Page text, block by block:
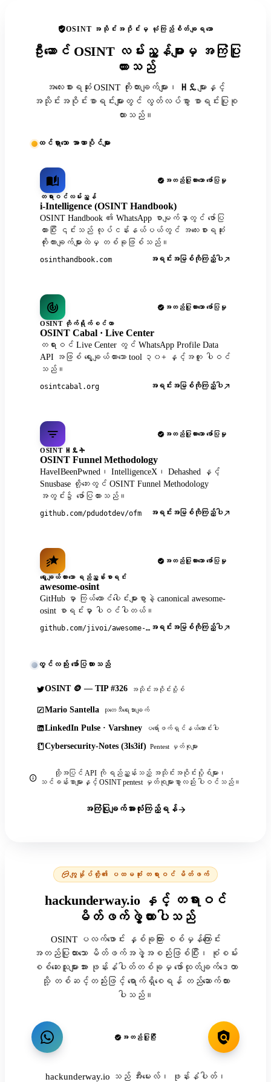
OSINT အသိုင်းအဝိုင်းမှ ယုံကြည်စိတ်ချရသော
ဦးဆောင် OSINT လမ်းညွှန်များမှ အကြံပြု
ထားသည်
အလေးစားရဆုံး OSINT ကိုးကားချက်များ၊ ዘዴများနှင့်
အသိုင်းအဝိုင်းစာရင်းများတွင် လွတ်လပ်စွာ စာရင်းပြုစု
ထားသည်။
ထင်ရှားသော အာဏာပိုင်များ
အတည်ပြုထားသော ဖော်ပြမှု
တရားဝင်လမ်းညွှန်
i-Intelligence (OSINT Handbook)
OSINT Handbook ၏ WhatsApp စာမျက်နှာတွင် ဖော်ပြ
ထားပြီး ၎င်းသည် လုပ်ငန်းနယ်ပယ်တွင် အလေးစားရဆုံး
ကိုးကားချက်များထဲမှ တစ်ခုဖြစ်သည်။
osinthandbook.com အရင်းအမြစ်ကိုကြည့်ပါ
အတည်ပြုထားသော ဖော်ပြမှု
OSINT တိုက်ရိုက်စင်တာ
OSINT Cabal · Live Center
တရားဝင် Live Center တွင် WhatsApp Profile Data
API အဖြစ် ရွေးချယ်ထားသော tool ၃၀+ နှင့်အတူ ပါဝင်
သည်။
osintcabal.org အရင်းအမြစ်ကိုကြည့်ပါ
အတည်ပြုထားသော ဖော်ပြမှု
OSINT ዘዴት
OSINT Funnel Methodology
HaveIBeenPwned၊ IntelligenceX၊ Dehashed နှင့်
Snusbase တို့ဘေးတွင် OSINT Funnel Methodology
အတွင်း၌ ဖော်ပြထားသည်။
github.com/pdudotdev/ofm အရင်းအမြစ်ကိုကြည့်ပါ
အတည်ပြုထားသော ဖော်ပြမှု
ရွေးချယ်ထားသော ရည်ညွှန်းစာရင်း
awesome-osint
GitHub မှာ ကြယ်ထောင်ပေါင်းများစွာနဲ့ canonical awesome-
osint စာရင်းမှာ ပါဝင်ပါတယ်။
github.com/jivoi/awesome-osint အရင်းအမြစ်ကိုကြည့်ပါ
တွင်လည်း ဖော်ပြထားသည်
OSINT 🪙 — TIP #326 အသိုင်းအဝိုင်းပို့စ်
Mario Santella သုတေသီရေးသားချက်
LinkedIn Pulse · Varshney ပရော်ဖက်ရှင်နယ်ဆောင်းပါး
Cybersecurity-Notes (3ls3if) Pentest မှတ်စုများ
ထို့အပြင် API ကို ရည်ညွှန်းသည့် အသိုင်းအဝိုင်းပို့စ်များ၊
သင်ခန်းစာများနှင့် OSINT pentest မှတ်စုများစွာလည်း ပါဝင်သည်။
အကြံပြုချက်အားလုံးကြည့်ရန်
ကျွန်ုပ်တို့၏ ပထမဆုံး တရားဝင် မိတ်ဖက်
hackunderway.io နှင့် တရားဝင်
မိတ်ဖက်ဖွဲ့ထားပါသည်
OSINT ပလက်ဖောင်း နှစ်ခုကြား စစ်မှန်ကြောင်း
အတည်ပြုထားသော မိတ်ဖက်အဖွဲ့အစည်းဖြစ်ပြီး၊ စုံစမ်း
စစ်ဆေးသူများအား ဖုန်းနံပါတ်တစ်ခုမှ ဖော်ထုတ်ချက်ဒေတာ
သို့ တစ်ဆင့်တည်းဖြင့် ရောက်ရှိစေရန် တည်ဆောက်ထား
ပါသည်။
အတည်ပြုပြီး
hackunderway.io သည် အီးမေးလ်၊ ဖုန်းနံပါတ်၊